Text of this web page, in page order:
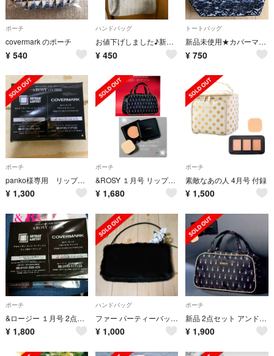
ポーチ
covermark のポーチ
¥ 540
ハンドバッグ
お値下げしました♪新品 カバーマーク ノベルティーバック
¥ 450
トートバッグ
新品未使用★カバーマーク レーストートバッグ
¥ 750
ポーチ
panko様専用 リップ柄ポーチ、カバーマーク フローレスフィット
¥ 1,300
ポーチ
&ROSY １月号 リップ柄ポーチ&カバーマークファンデ
¥ 1,680
ポーチ
素敵なあの人 4月号 付録
¥ 1,500
ポーチ
&ロージー １月号 2点セット
¥ 1,800
ハンドバッグ
ファー パーティーバック★週末セール★
¥ 1,000
ポーチ
新品 2点セット アンドロージー 1月号 本&付録 カバーマーク
¥ 1,900